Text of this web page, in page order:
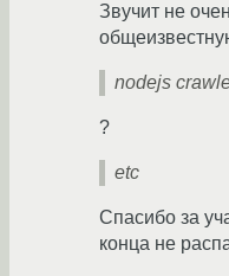
Звучит не
nodejs
?
etc
Спасибо за
конца не